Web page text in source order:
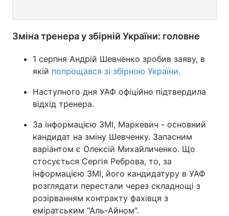
Зміна тренера у збірній України: головне
1 серпня Андрій Шевченко зробив заяву, в
якій попрощався зі збірною України.
Наступного дня УАФ офіційно підтвердила
відхід тренера.
За інформацією ЗМІ, Маркевич - основний
кандидат на зміну Шевченку. Запасним
варіантом є Олексій Михайличенко. Що
стосується Сергія Реброва, то, за
інформацією ЗМІ, його кандидатуру в УАФ
розглядати перестали через складнощі з
розірванням контракту фахівця з
еміратським "Аль-Айном".